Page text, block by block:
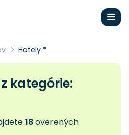
Hotely *
kategórie:
18overených